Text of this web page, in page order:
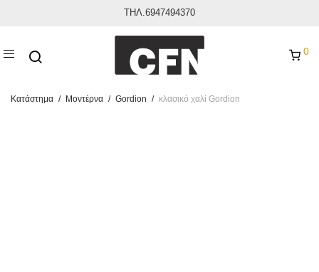
ΤΗΛ.6947494370
0
Κατάστημα / Μοντέρνα / Gordion / κλασικό χαλί Gordion